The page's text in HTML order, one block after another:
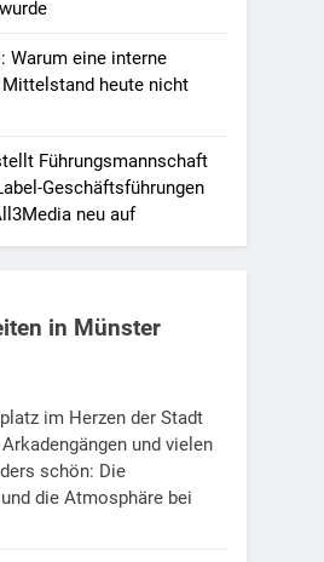
Warum eine interne
heute nicht
Führungsmannschaft
Geschäftsführungen
neu auf
in Münster
im Herzen der Stadt
und vielen
schön: Die
die Atmosphäre bei